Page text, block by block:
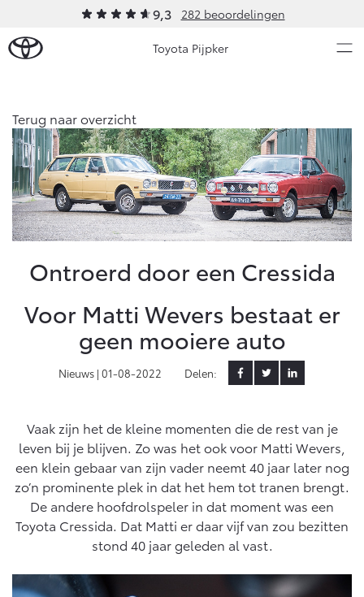
9,3 282 beoordelingen
Toyota Pijpker
Ons bedrijf
Ons bedrijf
Onze medewekers
Vacatures
Klantbeoordelingen
Nieuws en Acties
Onderhoud
Onderhoud op Maat
Aircoservice
Toyota handleidingen
Toyota Service Documentatie (SIL)
Schade & Garantie
Schade & Glasherstel
Werkplaatsafspraak maken
Contact en Route
Schade melden
Terug naar overzicht
Ontroerd door een Cressida
Voor Matti Wevers bestaat er
geen mooiere auto
Nieuws | 01-08-2022 Delen:
Vaak zijn het de kleine momenten die de rest van je
leven bij je blijven. Zo was het ook voor Matti Wevers,
een klein gebaar van zijn vader neemt 40 jaar later nog
zo’n prominente plek in dat het hem tot tranen brengt.
De andere hoofdrolspeler in dat moment was een
Toyota Cressida. Dat Matti er daar vijf van zou bezitten
stond 40 jaar geleden al vast.